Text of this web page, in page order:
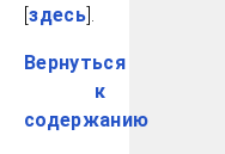
[здесь].
Вернуться
к
содержанию